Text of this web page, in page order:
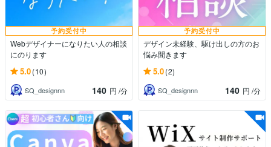
予約受付中
Webデザイナーになりたい人の相談
にのります
5.0(10)
SQ_designnn 140 円 /分
予約受付中
デザイン未経験、駆け出しの方のお
悩み聞きます
5.0(2)
SQ_designnn 140 円 /分